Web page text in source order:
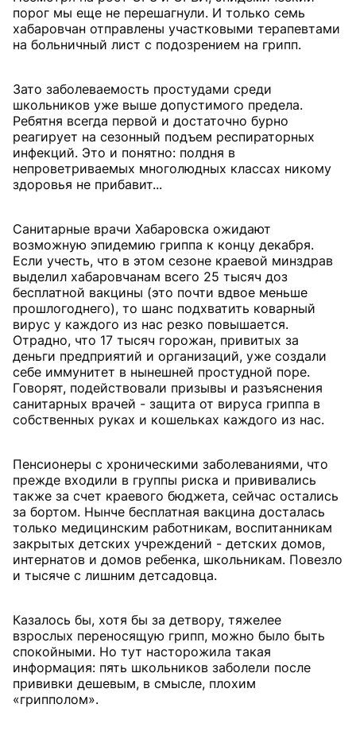
порог мы еще не перешагнули. И только семь
хабаровчан отправлены участковыми терапевтами
на больничный лист с подозрением на грипп.
Зато заболеваемость простудами среди
школьников уже выше допустимого предела.
Ребятня всегда первой и достаточно бурно
реагирует на сезонный подъем респираторных
инфекций. Это и понятно: полдня в
непроветриваемых многолюдных классах никому
здоровья не прибавит...
Санитарные врачи Хабаровска ожидают
возможную эпидемию гриппа к концу декабря.
Если учесть, что в этом сезоне краевой минздрав
выделил хабаровчанам всего 25 тысяч доз
бесплатной вакцины (это почти вдвое меньше
прошлогоднего), то шанс подхватить коварный
вирус у каждого из нас резко повышается.
Отрадно, что 17 тысяч горожан, привитых за
деньги предприятий и организаций, уже создали
себе иммунитет в нынешней простудной поре.
Говорят, подействовали призывы и разъяснения
санитарных врачей - защита от вируса гриппа в
собственных руках и кошельках каждого из нас.
Пенсионеры с хроническими заболеваниями, что
прежде входили в группы риска и прививались
также за счет краевого бюджета, сейчас остались
за бортом. Нынче бесплатная вакцина досталась
только медицинским работникам, воспитанникам
закрытых детских учреждений - детских домов,
интернатов и домов ребенка, школьникам. Повезло
и тысяче с лишним детсадовца.
Казалось бы, хотя бы за детвору, тяжелее
взрослых переносящую грипп, можно было быть
спокойными. Но тут насторожила такая
информация: пять школьников заболели после
прививки дешевым, в смысле, плохим
«грипполом».